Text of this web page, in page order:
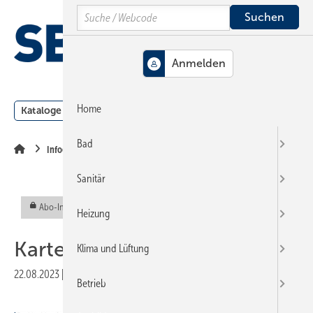
Hauptinhalt
Hauptmenü
SiteSearch
Kataloge Meldungen
Infografik
Abo-Inhalt
Kartenleser statt Cash
22.08.2023
Search
Home
Bad
Sanitär
Heizung
Klima und Lüftung
Betrieb